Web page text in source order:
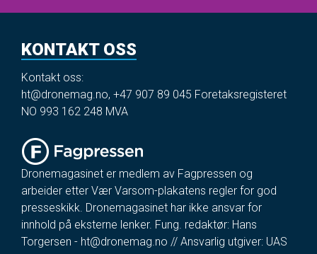
KONTAKT OSS
Kontakt oss:
ht@dronemag.no, +47 907 89 045 Foretaksregisteret
NO 993 162 248 MVA
Dronemagasinet er medlem av Fagpressen og
arbeider etter Vær Varsom-plakatens regler for god
presseskikk. Dronemagasinet har ikke ansvar for
innhold på eksterne lenker. Fung. redaktør: Hans
Torgersen - ht@dronemag.no // Ansvarlig utgiver: UAS